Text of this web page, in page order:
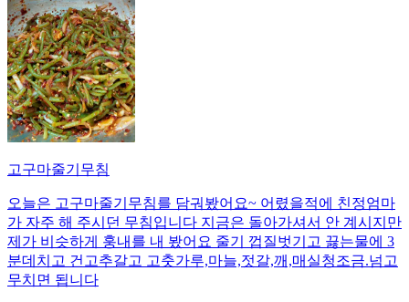
고구마줄기무침
오늘은 고구마줄기무침를 담궈봤어요~ 어렸을적에 친정엄마
가 자주 해 주시던 무침입니다 지금은 돌아가셔서 안 계시지만
제가 비슷하게 훙내를 내 봤어요 줄기 껍질벗기고 끓는물에 3
분데치고 건고추갈고 고춧가루,마늘,젓갈,깨,매실청조금.넘고
무치면 됩니다